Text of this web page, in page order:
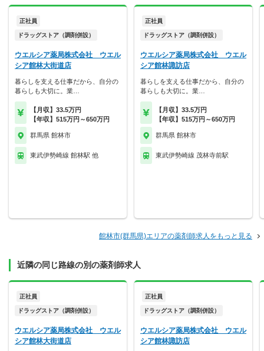
正社員
ドラッグストア（調剤併設）
ウエルシア薬局株式会社 ウエル
シア館林大街道店
暮らしを支える仕事だから、自分の
暮らしも大切に。業…
【月収】33.5万円
【年収】515万円～650万円
群馬県 館林市
東武伊勢崎線 館林駅 他
正社員
ドラッグストア（調剤併設）
ウエルシア薬局株式会社 ウエル
シア館林諏訪店
暮らしを支える仕事だから、自分の
暮らしも大切に。業…
【月収】33.5万円
【年収】515万円～650万円
群馬県 館林市
東武伊勢崎線 茂林寺前駅
館林市(群馬県)エリアの薬剤師求人をもっと見る
近隣の同じ路線の別の薬剤師求人
正社員
ドラッグストア（調剤併設）
ウエルシア薬局株式会社 ウエル
シア館林大街道店
正社員
ドラッグストア（調剤併設）
ウエルシア薬局株式会社 ウエル
シア館林諏訪店